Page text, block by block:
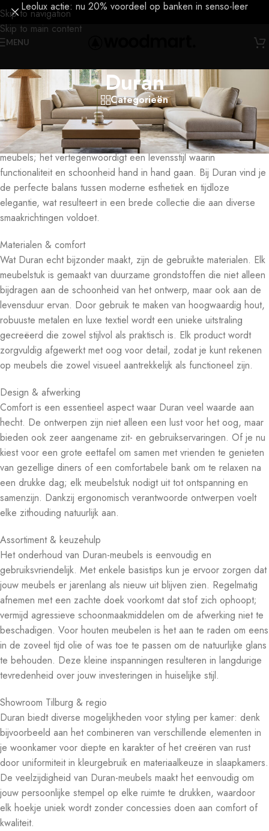
Skip to navigation
Skip to main content
Leolux actie: nu 20% voordeel op banken in senso-leer
MENU
Duran
Categorieën
Waarom Duran past in je interieur
Dit merk staat symbool voor hoogwaardige designmeubelen die
met zorg en aandacht zijn vervaardigd. Duran is meer dan alleen
meubels; het vertegenwoordigt een levensstijl waarin
functionaliteit en schoonheid hand in hand gaan. Bij Duran vind je
de perfecte balans tussen moderne esthetiek en tijdloze
elegantie, wat resulteert in een brede collectie die aan diverse
smaakrichtingen voldoet.
Materialen & comfort
Wat Duran echt bijzonder maakt, zijn de gebruikte materialen. Elk
meubelstuk is gemaakt van duurzame grondstoffen die niet alleen
bijdragen aan de schoonheid van het ontwerp, maar ook aan de
levensduur ervan. Door gebruik te maken van hoogwaardig hout,
robuuste metalen en luxe textiel wordt een unieke uitstraling
gecreëerd die zowel stijlvol als praktisch is. Elk product wordt
zorgvuldig afgewerkt met oog voor detail, zodat je kunt rekenen
op meubels die zowel visueel aantrekkelijk als functioneel zijn.
Design & afwerking
Comfort is een essentieel aspect waar Duran veel waarde aan
hecht. De ontwerpen zijn niet alleen een lust voor het oog, maar
bieden ook zeer aangename zit- en gebruikservaringen. Of je nu
kiest voor een grote eettafel om samen met vrienden te genieten
van gezellige diners of een comfortabele bank om te relaxen na
een drukke dag; elk meubelstuk nodigt uit tot ontspanning en
samenzijn. Dankzij ergonomisch verantwoorde ontwerpen voelt
elke zithouding natuurlijk aan.
Assortiment & keuzehulp
Het onderhoud van Duran-meubels is eenvoudig en
gebruiksvriendelijk. Met enkele basistips kun je ervoor zorgen dat
jouw meubels er jarenlang als nieuw uit blijven zien. Regelmatig
afnemen met een zachte doek voorkomt dat stof zich ophoopt;
vermijd agressieve schoonmaakmiddelen om de afwerking niet te
beschadigen. Voor houten meubelen is het aan te raden om eens
in de zoveel tijd olie of was toe te passen om de natuurlijke glans
te behouden. Deze kleine inspanningen resulteren in langdurige
tevredenheid over jouw investeringen in huiselijke stijl.
Showroom Tilburg & regio
Duran biedt diverse mogelijkheden voor styling per kamer: denk
bijvoorbeeld aan het combineren van verschillende elementen in
je woonkamer voor diepte en karakter of het creëren van rust
door uniformiteit in kleurgebruik en materiaalkeuze in slaapkamers.
De veelzijdigheid van Duran-meubels maakt het eenvoudig om
jouw persoonlijke stempel op elke ruimte te drukken, waardoor
elk hoekje uniek wordt zonder concessies doen aan comfort of
kwaliteit.